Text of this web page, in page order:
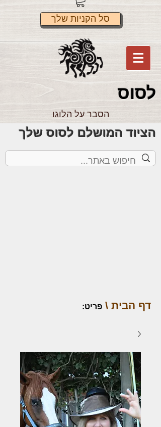
סל הקניות שלך
לסוס
הסבר על הלוגו
הציוד המושלם לסוס שלך
דף הבית \ פריט: